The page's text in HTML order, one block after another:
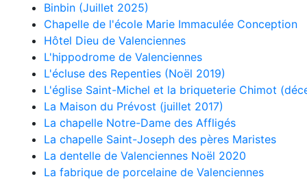
Binbin (Juillet 2025)
Chapelle de l'école Marie Immaculée Conception
Hôtel Dieu de Valenciennes
L'hippodrome de Valenciennes
L'écluse des Repenties (Noël 2019)
L'église Saint-Michel et la briqueterie Chimot
La Maison du Prévost (juillet 2017)
La chapelle Notre-Dame des Affligés
La chapelle Saint-Joseph des pères Maristes
La dentelle de Valenciennes Noël 2020
La fabrique de porcelaine de Valenciennes